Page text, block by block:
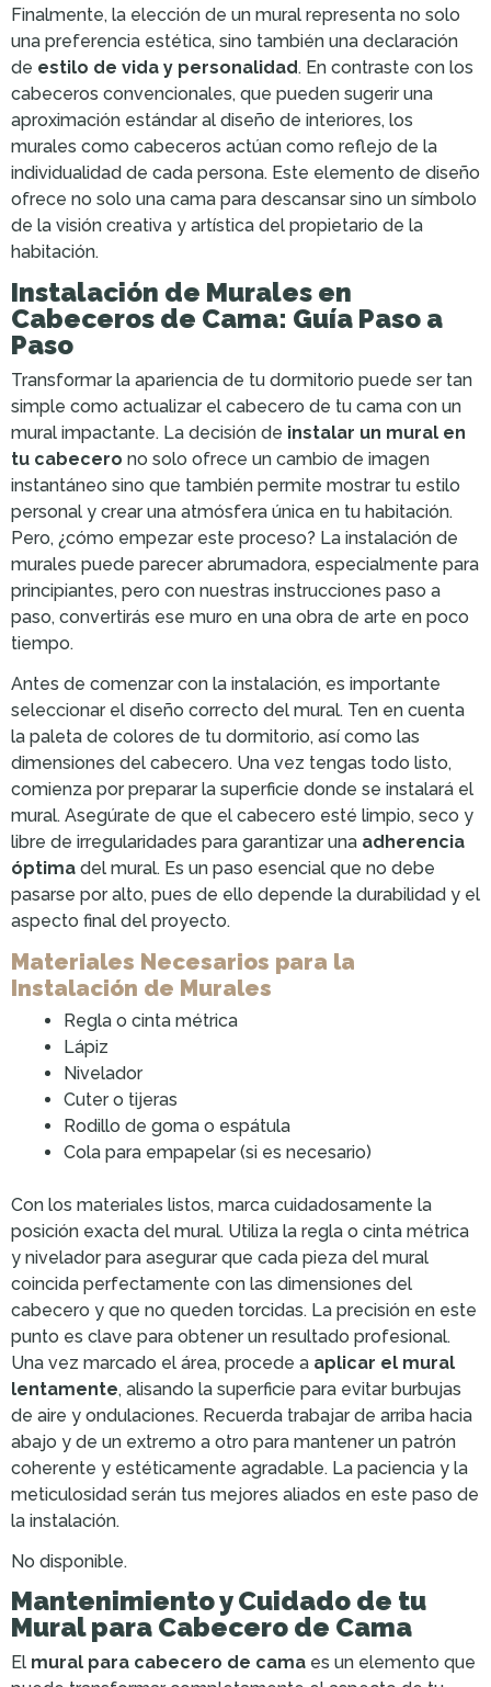
Finalmente, la elección de un mural representa no solo
una preferencia estética, sino también una declaración
de estilo de vida y personalidad. En contraste con los
cabeceros convencionales, que pueden sugerir una
aproximación estándar al diseño de interiores, los
murales como cabeceros actúan como reflejo de la
individualidad de cada persona. Este elemento de diseño
ofrece no solo una cama para descansar sino un símbolo
de la visión creativa y artística del propietario de la
habitación.
Instalación de Murales en
Cabeceros de Cama: Guía Paso a
Paso
Transformar la apariencia de tu dormitorio puede ser tan
simple como actualizar el cabecero de tu cama con un
mural impactante. La decisión de instalar un mural en
tu cabecero no solo ofrece un cambio de imagen
instantáneo sino que también permite mostrar tu estilo
personal y crear una atmósfera única en tu habitación.
Pero, ¿cómo empezar este proceso? La instalación de
murales puede parecer abrumadora, especialmente para
principiantes, pero con nuestras instrucciones paso a
paso, convertirás ese muro en una obra de arte en poco
tiempo.
Antes de comenzar con la instalación, es importante
seleccionar el diseño correcto del mural. Ten en cuenta
la paleta de colores de tu dormitorio, así como las
dimensiones del cabecero. Una vez tengas todo listo,
comienza por preparar la superficie donde se instalará el
mural. Asegúrate de que el cabecero esté limpio, seco y
libre de irregularidades para garantizar una adherencia
óptima del mural. Es un paso esencial que no debe
pasarse por alto, pues de ello depende la durabilidad y el
aspecto final del proyecto.
Materiales Necesarios para la
Instalación de Murales
Regla o cinta métrica
Lápiz
Nivelador
Cuter o tijeras
Rodillo de goma o espátula
Cola para empapelar (si es necesario)
Con los materiales listos, marca cuidadosamente la
posición exacta del mural. Utiliza la regla o cinta métrica
y nivelador para asegurar que cada pieza del mural
coincida perfectamente con las dimensiones del
cabecero y que no queden torcidas. La precisión en este
punto es clave para obtener un resultado profesional.
Una vez marcado el área, procede a aplicar el mural
lentamente, alisando la superficie para evitar burbujas
de aire y ondulaciones. Recuerda trabajar de arriba hacia
abajo y de un extremo a otro para mantener un patrón
coherente y estéticamente agradable. La paciencia y la
meticulosidad serán tus mejores aliados en este paso de
la instalación.
No disponible.
Mantenimiento y Cuidado de tu
Mural para Cabecero de Cama
El mural para cabecero de cama es un elemento que